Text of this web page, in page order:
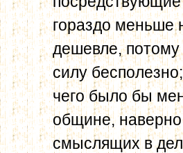
гораздо меньше
дешевле,
силу
чего было бы
общине,
смыслящих в